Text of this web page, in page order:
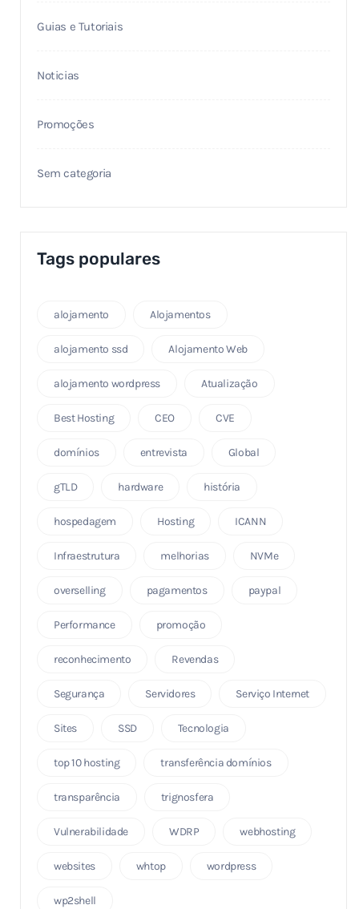
Guias e Tutoriais
Noticias
Promoções
Sem categoria
Tags populares
alojamento Alojamentos
alojamento ssd Alojamento Web
alojamento wordpress Atualização
Best Hosting CEO CVE
domínios entrevista Global
gTLD hardware história
hospedagem Hosting ICANN
Infraestrutura melhorias NVMe
overselling pagamentos paypal
Performance promoção
reconhecimento Revendas
Segurança Servidores Serviço Internet
Sites SSD Tecnologia
top 10 hosting transferência domínios
transparência trignosfera
Vulnerabilidade WDRP webhosting
websites whtop wordpress
wp2shell